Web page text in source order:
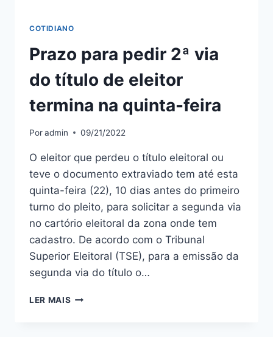
COTIDIANO
Prazo para pedir 2ª via
do título de eleitor
termina na quinta-feira
Poradmin 09/21/2022
O eleitor que perdeu o título eleitoral ou
teve o documento extraviado tem até esta
quinta-feira (22), 10 dias antes do primeiro
turno do pleito, para solicitar a segunda via
no cartório eleitoral da zona onde tem
cadastro. De acordo com o Tribunal
Superior Eleitoral (TSE), para a emissão da
segunda via do título o…
LER MAIS